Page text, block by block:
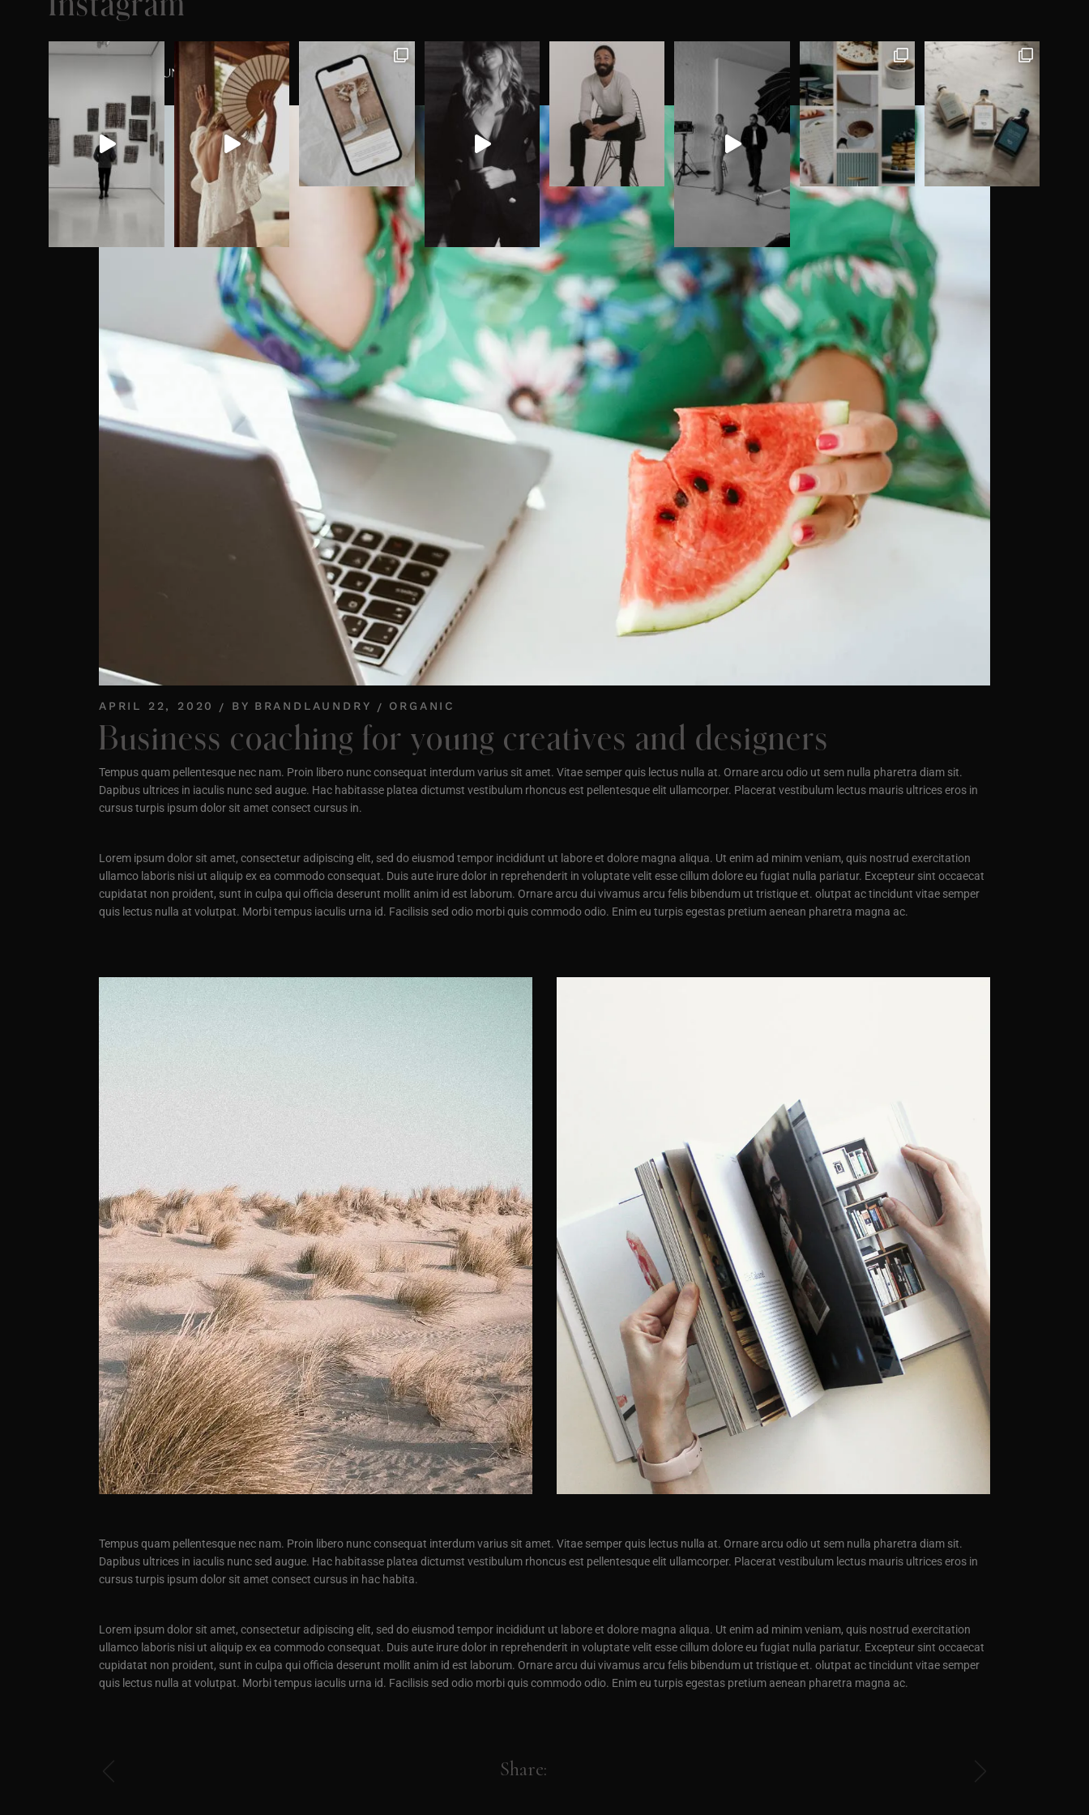
HOME ABOUT US SERVICES CONTACT
APRIL 22, 2020 BY BRANDLAUNDRY ORGANIC
Business coaching for young creatives and designers
Tempus quam pellentesque nec nam. Proin libero nunc consequat interdum varius sit amet. Vitae semper quis lectus nulla at. Ornare arcu odio ut sem nulla pharetra diam sit.
Dapibus ultrices in iaculis nunc sed augue. Hac habitasse platea dictumst vestibulum rhoncus est pellentesque elit ullamcorper. Placerat vestibulum lectus mauris ultrices eros in
cursus turpis ipsum dolor sit amet consect cursus in.
Lorem ipsum dolor sit amet, consectetur adipiscing elit, sed do eiusmod tempor incididunt ut labore et dolore magna aliqua. Ut enim ad minim veniam, quis nostrud exercitation
ullamco laboris nisi ut aliquip ex ea commodo consequat. Duis aute irure dolor in reprehenderit in voluptate velit esse cillum dolore eu fugiat nulla pariatur. Excepteur sint occaecat
cupidatat non proident, sunt in culpa qui officia deserunt mollit anim id est laborum. Ornare arcu dui vivamus arcu felis bibendum ut tristique et. olutpat ac tincidunt vitae semper
quis lectus nulla at volutpat. Morbi tempus iaculis urna id. Facilisis sed odio morbi quis commodo odio. Enim eu turpis egestas pretium aenean pharetra magna ac.
Tempus quam pellentesque nec nam. Proin libero nunc consequat interdum varius sit amet. Vitae semper quis lectus nulla at. Ornare arcu odio ut sem nulla pharetra diam sit.
Dapibus ultrices in iaculis nunc sed augue. Hac habitasse platea dictumst vestibulum rhoncus est pellentesque elit ullamcorper. Placerat vestibulum lectus mauris ultrices eros in
cursus turpis ipsum dolor sit amet consect cursus in hac habita.
Lorem ipsum dolor sit amet, consectetur adipiscing elit, sed do eiusmod tempor incididunt ut labore et dolore magna aliqua. Ut enim ad minim veniam, quis nostrud exercitation
ullamco laboris nisi ut aliquip ex ea commodo consequat. Duis aute irure dolor in reprehenderit in voluptate velit esse cillum dolore eu fugiat nulla pariatur. Excepteur sint occaecat
cupidatat non proident, sunt in culpa qui officia deserunt mollit anim id est laborum. Ornare arcu dui vivamus arcu felis bibendum ut tristique et. olutpat ac tincidunt vitae semper
quis lectus nulla at volutpat. Morbi tempus iaculis urna id. Facilisis sed odio morbi quis commodo odio. Enim eu turpis egestas pretium aenean pharetra magna ac.
Share: